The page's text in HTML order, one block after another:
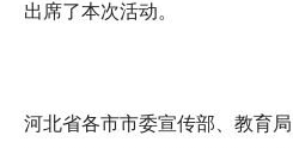
出席了本次活动。
河北省各市市委宣传部、教育